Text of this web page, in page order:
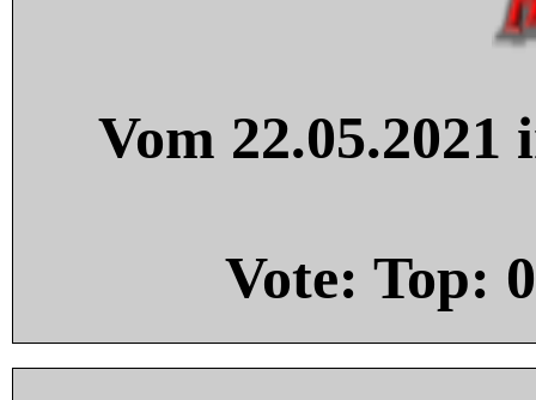
Vom
Vote: Top: 0